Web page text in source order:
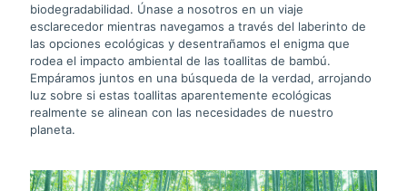
biodegradabilidad. Únase a nosotros en un viaje
esclarecedor mientras navegamos a través del laberinto de
las opciones ecológicas y desentrañamos el enigma que
rodea el impacto ambiental de las toallitas de bambú.
Empáramos juntos en una búsqueda de la verdad, arrojando
luz sobre si estas toallitas aparentemente ecológicas
realmente se alinean con las necesidades de nuestro
planeta.